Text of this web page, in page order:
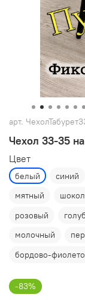
арт.
Чехол 33-35
Цвет
белый синий
мятный
розовый
молочный
бордово-
-83%